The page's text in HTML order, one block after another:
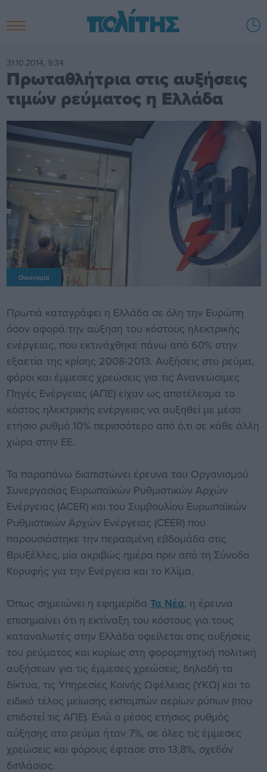
31.10.2014, 9:34
Πρωταθλήτρια στις αυξήσεις
τιμών ρεύματος η Ελλάδα
Οικονομία
Πρωτιά καταγράφει η Ελλάδα σε όλη την Ευρώπη
όσον αφορά την αύξηση του κόστους ηλεκτρικής
ενέργειας, που εκτινάχθηκε πάνω από 60% στην
εξαετία της κρίσης 2008-2013. Αυξήσεις στο ρεύμα,
φόροι και έμμεσες χρεώσεις για τις Ανανεώσιμες
Πηγές Ενέργειας (ΑΠΕ) είχαν ως αποτέλεσμα το
κόστος ηλεκτρικής ενέργειας να αυξηθεί με μέσο
ετήσιο ρυθμό 10% περισσότερο από ό,τι σε κάθε άλλη
χώρα στην ΕΕ.
Τα παραπάνω διαπιστώνει έρευνα του Οργανισμού
Συνεργασίας Ευρωπαϊκών Ρυθμιστικών Αρχών
Ενέργειας (ACER) και του Συμβουλίου Ευρωπαϊκών
Ρυθμιστικών Αρχών Ενέργειας (CEER) που
παρουσιάστηκε την περασμένη εβδομάδα στις
Βρυξέλλες, μία ακριβώς ημέρα πριν από τη Σύνοδο
Κορυφής για την Ενέργεια και το Κλίμα.
Όπως σημειώνει η εφημερίδα Τα Νέα, η έρευνα
επισημαίνει ότι η εκτίναξη του κόστους για τους
καταναλωτές στην Ελλάδα οφείλεται στις αυξήσεις
του ρεύματος και κυρίως στη φορομπηχτική πολιτική
αυξήσεων για τις έμμεσες χρεώσεις, δηλαδή τα
δίκτυα, τις Υπηρεσίες Κοινής Ωφέλειας (ΥΚΩ) και το
ειδικό τέλος μείωσης εκπομπών αερίων ρύπων (που
επιδοτεί τις ΑΠΕ). Ενώ ο μέσος ετήσιος ρυθμός
αύξησης στο ρεύμα ήταν 7%, σε όλες τις έμμεσες
χρεώσεις και φόρους έφτασε στο 13,8%, σχεδόν
διπλάσιος.